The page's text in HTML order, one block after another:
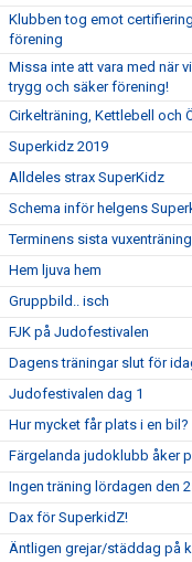
Klubben tog emot
förening
Missa inte att vara med när
trygg och säker förening!
Cirkelträning, Kettlebell och
Superkidz 2019
Alldeles strax SuperKidz
Schema inför helgens
Terminens sista vuxenträning
Hem ljuva hem
Gruppbild.. isch
FJK på Judofestivalen
Dagens träningar slut för
Judofestivalen dag 1
Hur mycket får plats i en bil?
Färgelanda judoklubb åker
Ingen träning lördagen den
Dax för SuperkidZ!
Äntligen grejar/städdag på